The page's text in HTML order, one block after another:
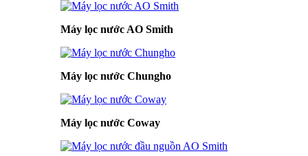
Máy lọc nước AO Smith
Máy lọc nước Chungho
Máy lọc nước Coway